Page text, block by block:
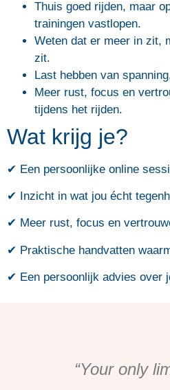
Thuis goed rijden, maar
trainingen vastlopen.
Weten dat er meer in zit,
zit.
Last hebben van
Meer rust, focus en
tijdens het rijden.
Wat krijg je?
✔ Een persoonlijke online
✔ Inzicht in wat jou écht
✔ Meer rust, focus en
✔ Praktische handvatten
✔ Een persoonlijk advies over
“Your only